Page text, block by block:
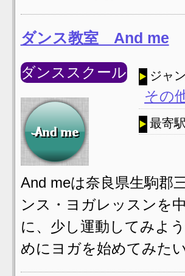
ダンス教室 And me
ダンススクール ジャ
その
最寄駅
And meは奈良県生駒郡
ンス・ヨガレッスンを
に、少し運動してみよ
めにヨガを始めてみた